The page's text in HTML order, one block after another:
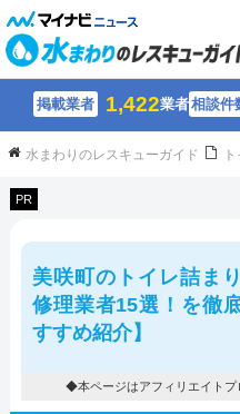
掲載業者 1,422業者相談件
水まわりのレスキューガイド
PR
美咲町のトイレ詰ま
修理業者15選！を徹
すすめ紹介】
◆本ページはアフィリエイトプ